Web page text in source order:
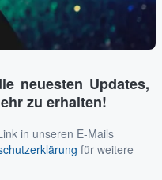
neuesten Updates,
zu erhalten!
in unseren E-Mails
für weitere